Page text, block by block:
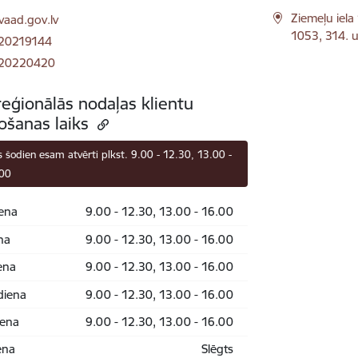
Ziemeļu
1053, 314.
nodaļas klientu
laiks
šodien esam atvērti plkst. 9.00 - 12.30, 13.00 -
9.00 - 12.30, 13.00 - 16.00
9.00 - 12.30, 13.00 - 16.00
9.00 - 12.30, 13.00 - 16.00
9.00 - 12.30, 13.00 - 16.00
9.00 - 12.30, 13.00 - 16.00
Slēgts